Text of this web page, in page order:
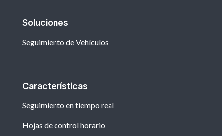
Soluciones
Seguimiento de Vehículos
Características
Seguimiento en tiempo real
Hojas de control horario